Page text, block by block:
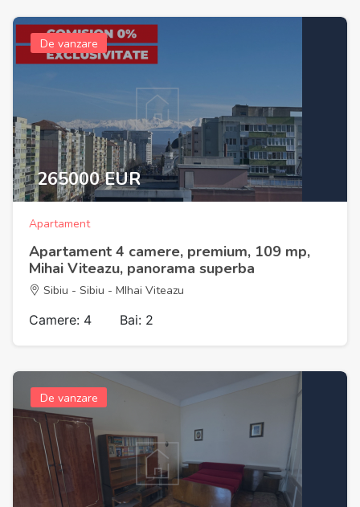
De vanzare
265000 EUR
Apartament
Apartament 4 camere, premium, 109 mp,
Mihai Viteazu, panorama superba
Sibiu - Sibiu - MIhai Viteazu
Camere: 4 Bai: 2
De vanzare